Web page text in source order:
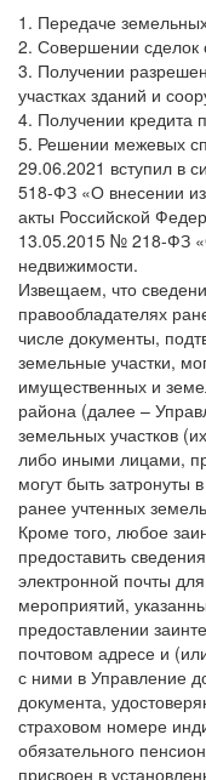
1. Передаче
2. Совершении сделок
3. Получении
участках зданий и
4. Получении кредита
5. Решении межевых
29.06.2021 вступил в
518-ФЗ «О внесении
акты Российской
13.05.2015 № 218-ФЗ
недвижимости.
Извещаем, что
правообладателях
числе документы,
земельные участки,
имущественных и
района (далее –
земельных участков
либо иными лицами,
могут быть затронуты
ранее учтенных
Кроме того, любое
предоставить
электронной почты
мероприятий,
предоставлении
почтовом адресе и
с ними в Управление
документа,
страховом номере
обязательного
присвоен в